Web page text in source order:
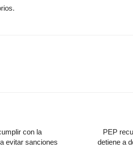
con la
evitar sanciones
PEP
detiene a